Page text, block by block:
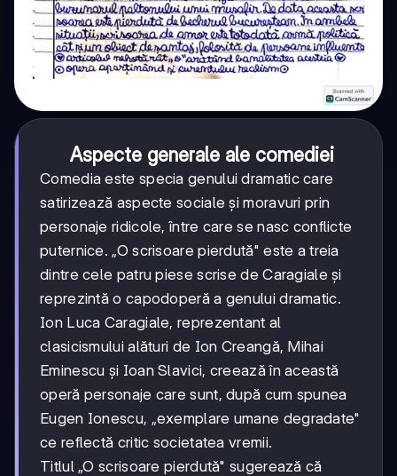
Aspecte generale ale comediei
Comedia este specia genului dramatic care
satirizează aspecte sociale și moravuri prin
personaje ridicole, între care se nasc conflicte
puternice. „O scrisoare pierdută" este a treia
dintre cele patru piese scrise de Caragiale și
reprezintă o capodoperă a genului dramatic.
Ion Luca Caragiale, reprezentant al
clasicismului alături de Ion Creangă, Mihai
Eminescu și Ioan Slavici, creează în această
operă personaje care sunt, după cum spunea
Eugen Ionescu, „exemplare umane degradate"
ce reflectă critic societatea vremii.
Titlul „O scrisoare pierdută" sugerează că